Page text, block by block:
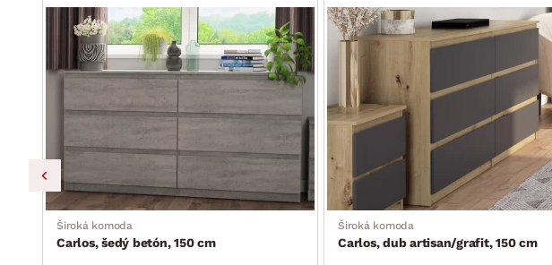
Široká komoda
Carlos, šedý betón, 150 cm
Široká komoda
Carlos, dub artisan/grafit, 150 cm